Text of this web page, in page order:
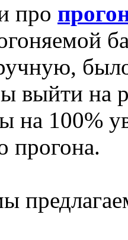
про
выйти на
на 100%
прогона.